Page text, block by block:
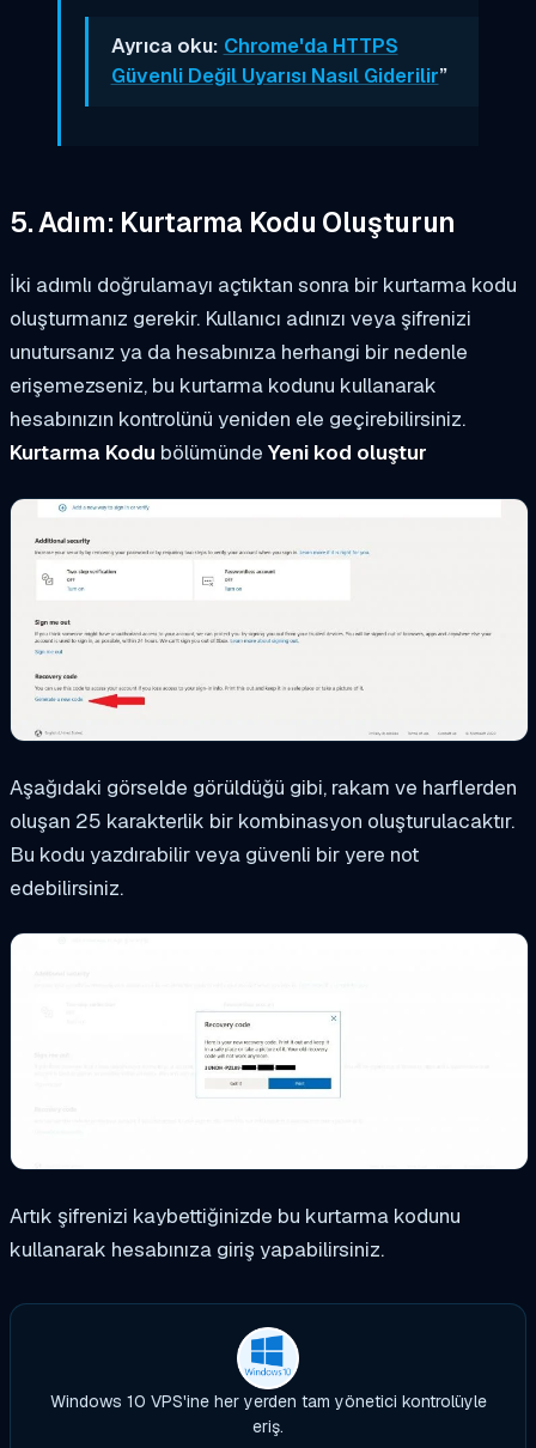
Ayrıca oku: Chrome'da HTTPS
Güvenli Değil Uyarısı Nasıl Giderilir”
5. Adım: Kurtarma Kodu Oluşturun
İki adımlı doğrulamayı açtıktan sonra bir kurtarma kodu
oluşturmanız gerekir. Kullanıcı adınızı veya şifrenizi
unutursanız ya da hesabınıza herhangi bir nedenle
erişemezseniz, bu kurtarma kodunu kullanarak
hesabınızın kontrolünü yeniden ele geçirebilirsiniz.
Kurtarma Kodu bölümünde Yeni kod oluştur
Aşağıdaki görselde görüldüğü gibi, rakam ve harflerden
oluşan 25 karakterlik bir kombinasyon oluşturulacaktır.
Bu kodu yazdırabilir veya güvenli bir yere not
edebilirsiniz.
Artık şifrenizi kaybettiğinizde bu kurtarma kodunu
kullanarak hesabınıza giriş yapabilirsiniz.
Windows 10 VPS'ine her yerden tam yönetici kontrolüyle
eriş.